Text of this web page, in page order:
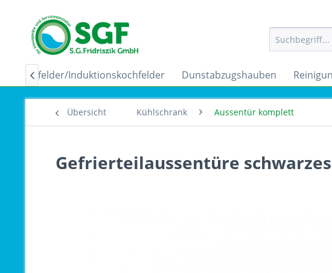
Ceranfelder/Induktionskochfelder Dunstabzugshauben

Übersicht Kühlschrank Aussentür komplett
Gefrierteilaussentüre schwarzes